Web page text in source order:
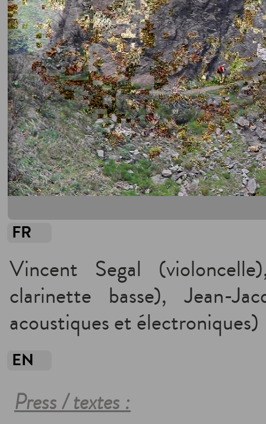
FR
Vincent Segal
clarinette basse), Jean-
acoustiques et électroniques)
EN
Press / textes :